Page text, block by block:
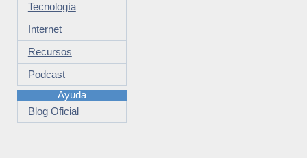
Tecnología
Internet
Recursos
Podcast
Ayuda
Blog Oficial